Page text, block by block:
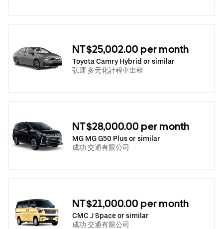
NT$25,002.00 per month
Toyota Camry Hybrid or similar
弘運 多元化計程車出租
NT$28,000.00 per month
MG MG G50 Plus or similar
成功 交通有限公司
NT$21,000.00 per month
CMC J Space or similar
成功 交通有限公司